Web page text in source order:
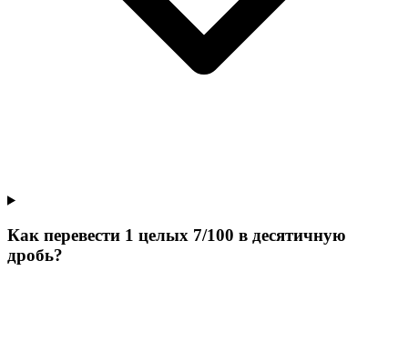
Как перевести 1 целых 7/100 в десятичную
дробь?